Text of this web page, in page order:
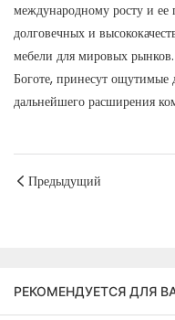
международному росту и ее
долговечных и
мебели для мировых
Боготе, принесут
дальнейшего расширения
Предыдущий
РЕКОМЕНДУЕТСЯ ДЛЯ